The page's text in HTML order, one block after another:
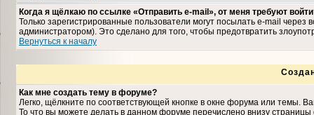
Когда я щёлкаю по ссылке «Отправить e-mail», от меня требуют
Только зарегистрированные пользователи могут посылать e-mail
администратором). Это сделано для того, чтобы предотвратить
Вернуться к началу
Как мне создать тему в форуме?
Легко, щёлкните по соответствующей кнопке в окне форума или темы.
То что вы можете делать в данном форуме перечислено внизу